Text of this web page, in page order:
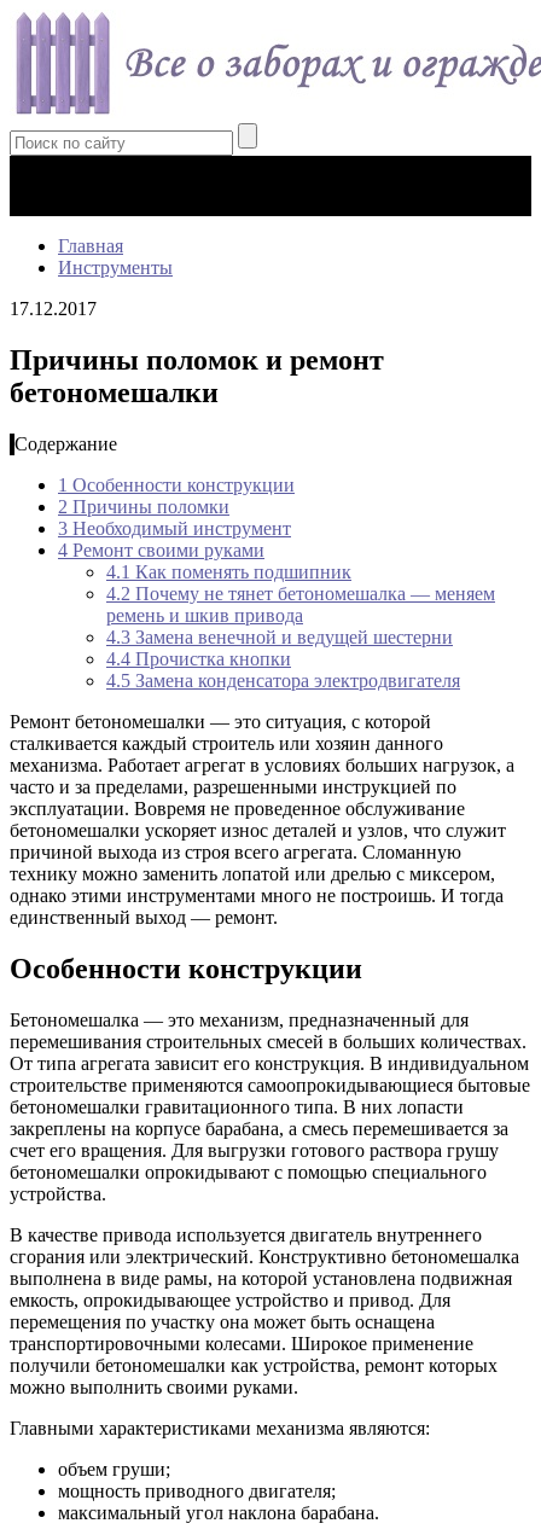
Главная
Инструменты
17.12.2017
Причины поломок и ремонт
бетономешалки
Содержание
1 Особенности конструкции
2 Причины поломки
3 Необходимый инструмент
4 Ремонт своими руками
4.1 Как поменять подшипник
4.2 Почему не тянет бетономешалка — меняем
ремень и шкив привода
4.3 Замена венечной и ведущей шестерни
4.4 Прочистка кнопки
4.5 Замена конденсатора электродвигателя
Ремонт бетономешалки — это ситуация, с которой
сталкивается каждый строитель или хозяин данного
механизма. Работает агрегат в условиях больших нагрузок, а
часто и за пределами, разрешенными инструкцией по
эксплуатации. Вовремя не проведенное обслуживание
бетономешалки ускоряет износ деталей и узлов, что служит
причиной выхода из строя всего агрегата. Сломанную
технику можно заменить лопатой или дрелью с миксером,
однако этими инструментами много не построишь. И тогда
единственный выход — ремонт.
Особенности конструкции
Бетономешалка — это механизм, предназначенный для
перемешивания строительных смесей в больших количествах.
От типа агрегата зависит его конструкция. В индивидуальном
строительстве применяются самоопрокидывающиеся бытовые
бетономешалки гравитационного типа. В них лопасти
закреплены на корпусе барабана, а смесь перемешивается за
счет его вращения. Для выгрузки готового раствора грушу
бетономешалки опрокидывают с помощью специального
устройства.
В качестве привода используется двигатель внутреннего
сгорания или электрический. Конструктивно бетономешалка
выполнена в виде рамы, на которой установлена подвижная
емкость, опрокидывающее устройство и привод. Для
перемещения по участку она может быть оснащена
транспортировочными колесами. Широкое применение
получили бетономешалки как устройства, ремонт которых
можно выполнить своими руками.
Главными характеристиками механизма являются:
объем груши;
мощность приводного двигателя;
максимальный угол наклона барабана.